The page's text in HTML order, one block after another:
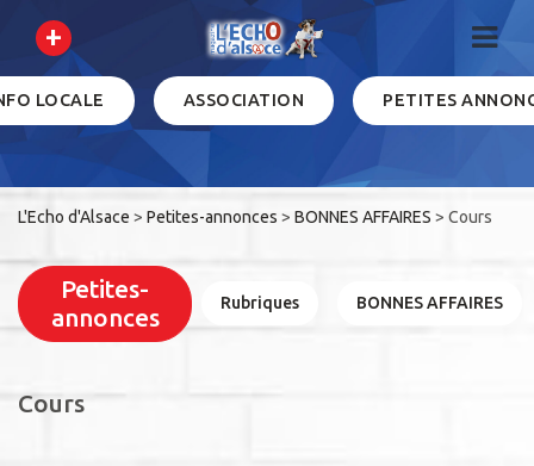
+
LOCALE ASSOCIATION PETITES
L'Echo d'Alsace > Petites-annonces > BONNES AFFAIRES > Cours
Petites-
annonces
Rubriques BONNES AFFAIRES
Cours